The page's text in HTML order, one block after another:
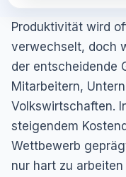
Produktivität wird
verwechselt, doch
der entscheidende
Mitarbeitern,
Volkswirtschaften.
steigendem
Wettbewerb
nur hart zu